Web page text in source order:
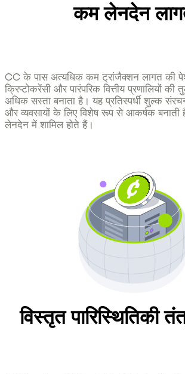
कम लेनदेन
CC के पास अत्यधिक कम ट्रांजैक्शन लागत की
क्रिप्टोकरेंसी और पारंपरिक वित्तीय प्रणालियों
अधिक सस्ता बनाता है। यह प्रतिस्पर्धी शुल्क
और व्यवसायों के लिए विशेष रूप से आकर्षक बनाती
लेनदेन में शामिल होते हैं।
विस्तृत पारिस्थितिकी